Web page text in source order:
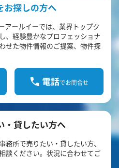
お探しの方へ
アールイーでは、業界トップク
、経験豊かなプロフェッショナ
せた物件情報のご提案、物件探
電話でお問合せ
・貸したい方へ
所で売りたい・貸したい方、
談ください。状況に合わせてご